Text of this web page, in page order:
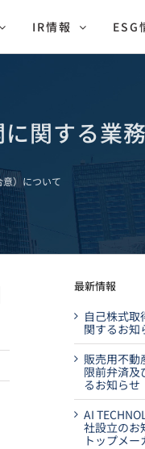
IR情報 ESG
関する業
）について
最新情報
自己株式取
関するお知
販売用不動
限前弁済及
るお知らせ
AI
社設立のお
トップメ